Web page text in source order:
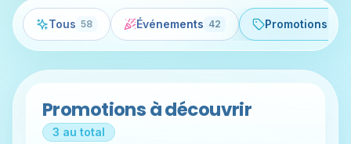
Tous 58 Événements 42 Promotions 3
Promotions à découvrir
3 au total